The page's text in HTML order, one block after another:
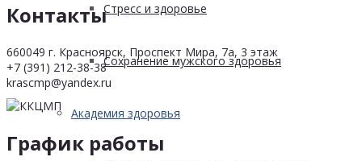
Стресс и здоровье
Сохранение мужского здоровья
Академия здоровья
Контакты
660049 г. Красноярск, Проспект Мира, 7а, 3 этаж
+7 (391) 212-38-38
krascmp@yandex.ru
График работы